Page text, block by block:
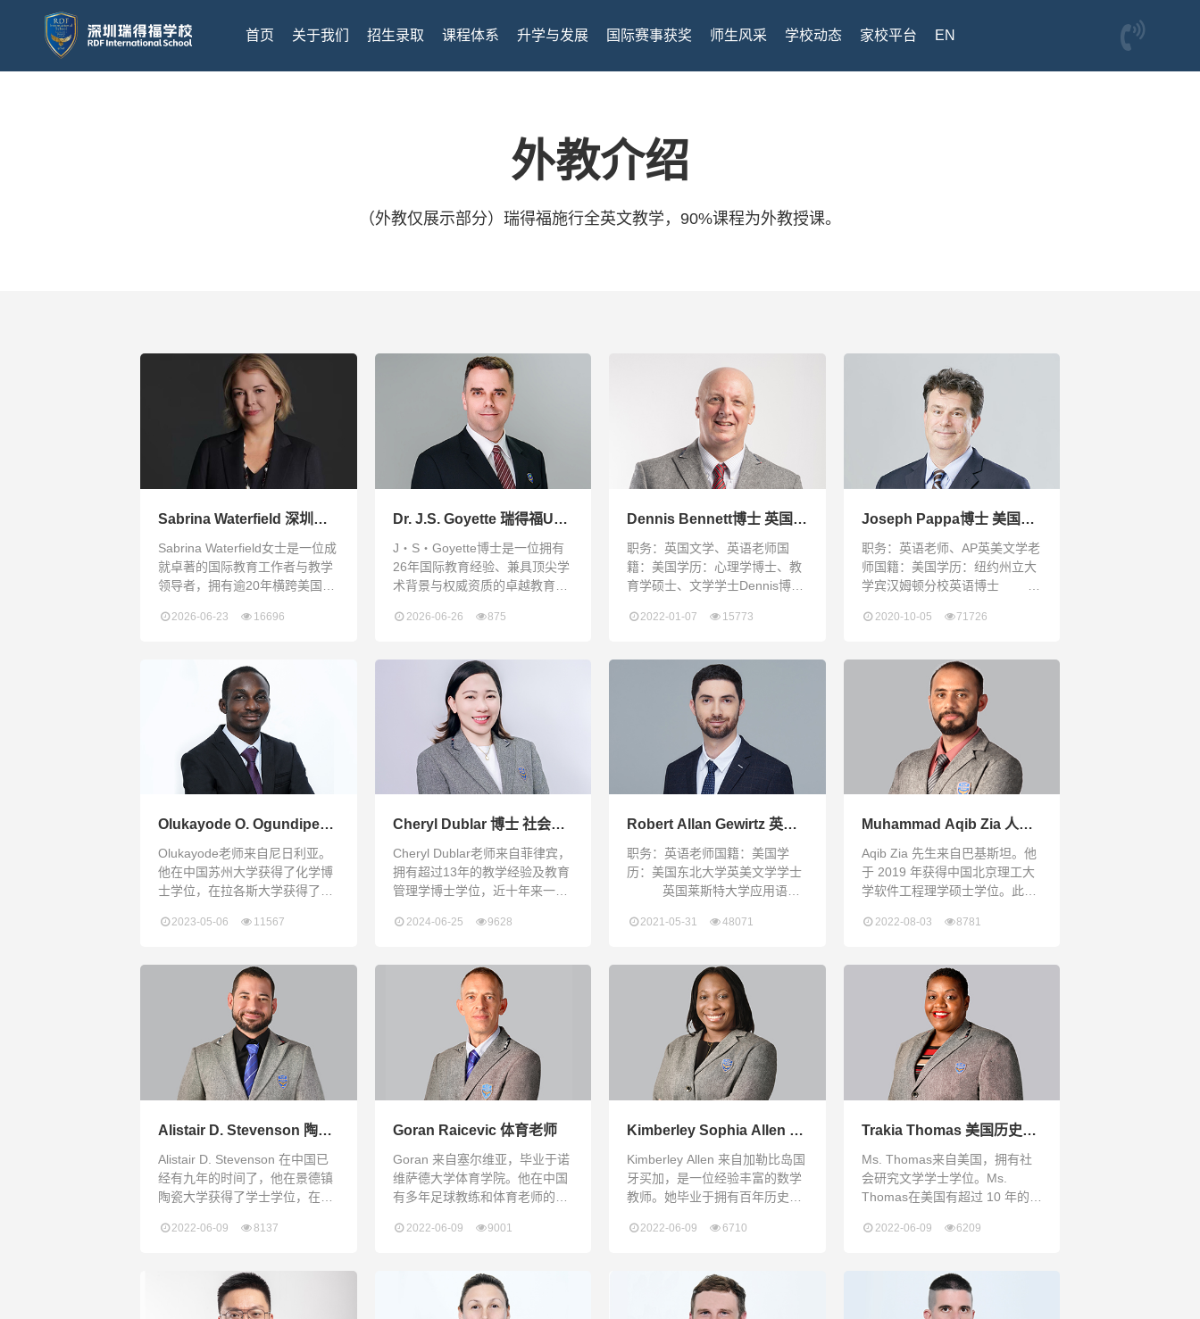
首页 关于我们 招生录取 课程体系 升学与发展 国际赛事获奖 师生风采 学校动态 家校平台 EN
外教介绍
（外教仅展示部分）瑞得福施行全英文教学，90%课程为外教授课。
Sabrina Waterfield 深圳瑞
得福学校 校长
Sabrina Waterfield女士是一位成
就卓著的国际教育工作者与教学
领导者，拥有逾20年横跨美国、
前正在攻读教育领导力博士学位
历任多个核心高级领导职务。在
这些岗位上，她主导推动了教学
与学习、课程开发、教师评估、
专业成长体系、语言支持、学业
干预及大学升学准备策略等方面
的多项举措。 Waterfield
2026-06-23 16696
Dr. J.S. Goyette 瑞得福UK
项目校长
J・S・Goyette博士是一位拥有
26年国际教育经验、兼具顶尖学
术背景与权威资质的卓越教育领
管理硕士（MBA）及英国校长专
大学领导力培训，精通英、法、
中、西四国语言。他深谙中国学
生的学习需求，曾从零成功创办
并认证多所学校的IGCSE与A-
Level项目。在近十年的深耕中，
他指导的学生成绩斐然，其中
10%入读牛津剑桥，20%获英国
G5名校录
2026-06-26 875
Dennis Bennett博士 英国文
学、英语老师
职务：英国文学、英语老师国
籍：美国学历：心理学博士、教
育学硕士、文学学士Dennis博士
人家庭。 他曾在美国各地和德国
于马里兰大学，获得文学学士学
位。 并在之后攻读了教育硕士
(MEd) 和心理学博士 (PhD)。 他
教授过从幼儿园到大学的所有年
龄段的学生。 Dennis拥有跆拳道
黑带二级，从十几岁起就开始教
授武术。他还曾在亚马逊、
2022-01-07 15773
Joseph Pappa博士 美国文
学、AP英语语言和写作老师
职务：英语老师、AP英美文学老
师国籍：美国学历：纽约州立大
学宾汉姆顿分校英语博士
Pappa来自美国，他在纽约州立
学位，在维拉诺瓦大学获得硕士
学位。过往他主要在美国大学教
书,也有在中国的执教经历。他教
授过各种文学课程和入门写作课
2020-10-05 71726
Olukayode O. Ogundipe博
士 化学、AP化学、AP环境
科学老师
Olukayode老师来自尼日利亚。
他在中国苏州大学获得了化学博
士学位，在拉各斯大学获得了化
乔大学获得了化学学士学位。他
员，拥有多年的教学经验和化学
实验经验，比如在核磁共振光
谱、质谱、紫外可见光谱和色谱
技术、LC-MS等方面经验十分丰
富。他还有丰富的管理经验，为
人忠诚且积极主动。Olukayode
comes from Nigeria. He
2023-05-06 11567
Cheryl Dublar 博士 社会研
究老师
Cheryl Dublar老师来自菲律宾，
拥有超过13年的教学经验及教育
管理学博士学位，近十年来一直
贤区的加拿大外籍人员子女学校
于帮助学生升入理想的大学。
Cheryl博士曾教授社会科学、国
际商务和计算机科学课程。她还
是STEM俱乐部的创始人，并出
版了关于教育技术和研究方面的
电子书籍。Cheryl Dublar
comes from the
2024-06-25 9628
Robert Allan Gewirtz 英
语、应用英语老师
职务：英语老师国籍：美国学
历：美国东北大学英美文学学士
英国莱斯特大学应用语言
2010年起在深圳工作和生活。他
得英语学士学位，并在研究型大
学莱斯特大学获得了应用语言学
的硕士学位。Robert 有着将近
15年的教学经历，主要教授外语
“语言习得”和英语阅读。除具有
2021-05-31 48071
Muhammad Aqib Zia 人工
智能导论与ChatGPT应用、
游戏开发、AP计算机科学原
理老师
Aqib Zia 先生来自巴基斯坦。他
于 2019 年获得中国北京理工大
学软件工程理学硕士学位。此
堡 COMSATS 大学软件工程理学
育工作超过 10 年，拥有丰富的
国际教学经验，曾在中国和巴基
斯坦教授AP计算机科学、AP统
计学、物理、初等微积分和金融
数学多年。不仅止于教学，他还
在北京一家跨国公司担任一年多
高级 AI（人工智能
2022-08-03 8781
Alistair D. Stevenson 陶
艺、高阶陶艺老师
Alistair D. Stevenson 在中国已
经有九年的时间了，他在景德镇
陶瓷大学获得了学士学位，在中
通普通话的他，是一位充满活
衷于教授人们学习陶艺和雕塑。
Alistair曾在国际上做过展出，他
的年度个展在巴哈马艺术界保持
2022-06-09 8137
Goran Raicevic 体育老师
Goran 来自塞尔维亚，毕业于诺
维萨德大学体育学院。他在中国
有多年足球教练和体育老师的任
家，自小立志以体育作为自己的
职业足球运动员，同时还考取了
足球教练执照。他拥有 UEFA A
执照，这是欧洲排名最高的教练
2022-06-09 9001
Kimberley Sophia Allen 代
数、AP预备微积分老师
Kimberley Allen 来自加勒比岛国
牙买加，是一位经验丰富的数学
教师。她毕业于拥有百年历史的
University College，以优异的成
该学科积累了丰富的教学经验。
她在牙买加顶尖的高中教授高级
数学和附加数学。她有一个保持
2022-06-09 6710
Trakia Thomas 美国历史、
社会科学老师
Ms. Thomas来自美国，拥有社
会研究文学学士学位。Ms.
Thomas在美国有超过 10 年的教
学经验。她在以前的学校担任过
院的首席教师。她还曾在阿肯色
大学的深度知识团队和教师领导
学院任职。在她的教育生涯中，
2022-06-09 6209